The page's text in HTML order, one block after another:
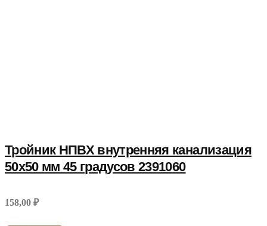
Тройник НПВХ внутренняя канализация
50x50 мм 45 градусов 2391060
158,00 ₽